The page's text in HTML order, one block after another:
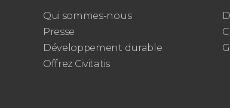
Qui sommes-nous
Presse
Développement durable
Offrez Civitatis